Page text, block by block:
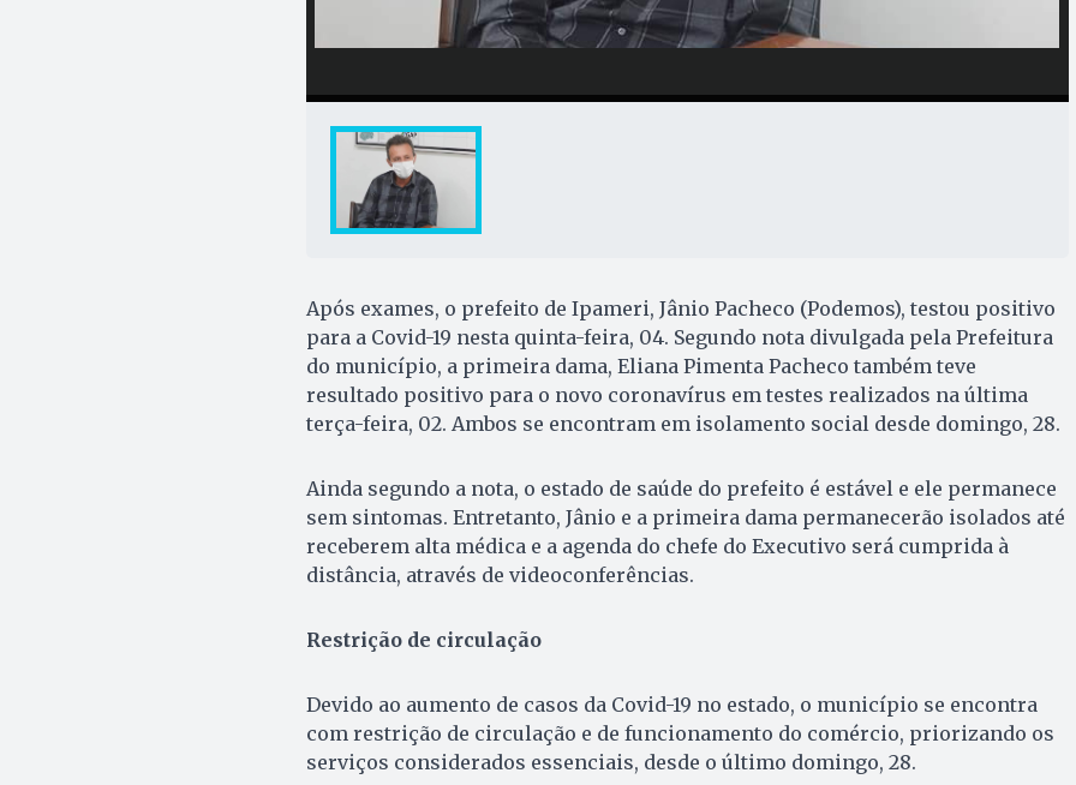
Após exames, o prefeito de Ipameri, Jânio Pacheco (Podemos), testou positivo
para a Covid-19 nesta quinta-feira, 04. Segundo nota divulgada pela Prefeitura
do município, a primeira dama, Eliana Pimenta Pacheco também teve
resultado positivo para o novo coronavírus em testes realizados na última
terça-feira, 02. Ambos se encontram em isolamento social desde domingo, 28.
Ainda segundo a nota, o estado de saúde do prefeito é estável e ele permanece
sem sintomas. Entretanto, Jânio e a primeira dama permanecerão isolados até
receberem alta médica e a agenda do chefe do Executivo será cumprida à
distância, através de videoconferências.
Restrição de circulação
Devido ao aumento de casos da Covid-19 no estado, o município se encontra
com restrição de circulação e de funcionamento do comércio, priorizando os
serviços considerados essenciais, desde o último domingo, 28.